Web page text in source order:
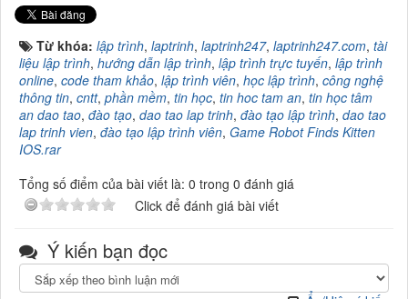
Từ khóa: lập trình, laptrinh, laptrinh247, laptrinh247.com, tài
liệu lập trình, hướng dẫn lập trình, lập trình trực tuyến, lập trình
online, code tham khảo, lập trình viên, học lập trình, công nghệ
thông tin, cntt, phần mềm, tin học, tin hoc tam an, tin học tâm
an dao tao, đào tạo, dao tao lap trinh, đào tạo lập trình, dao tao
lap trinh vien, đào tạo lập trình viên, Game Robot Finds Kitten
IOS.rar
Tổng số điểm của bài viết là: 0 trong 0 đánh giá
Click để đánh giá bài viết
Ý kiến bạn đọc